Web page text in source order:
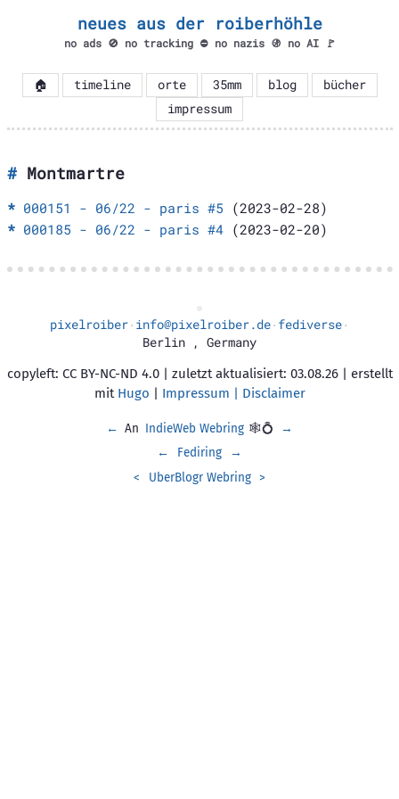
neues aus der roiberhöhle
no ads 🚫 no tracking ⛔ no nazis 🚯 no AI 🚩
🏠 timeline orte 35mm blog
bücher
impressum
Montmartre
000151 - 06/22 - paris #5 (2023-02-28)
000185 - 06/22 - paris #4(2023-02-20)
pixelroiber· info@pixelroiber.de· fediverse·
Berlin , Germany
copyleft: CC BY-NC-ND 4.0 | zuletzt aktualisiert: 03.08.26 | erstellt
mit Hugo | Impressum | Disclaimer
← An IndieWeb Webring 🕸💍
→
←
Fediring
→
<
UberBlogr Webring >